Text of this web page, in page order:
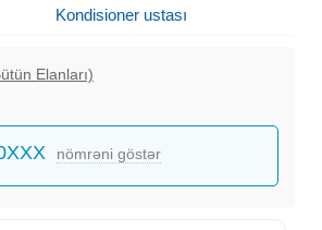
Kondisioner ustası
Elanları)
nömrəni göstər